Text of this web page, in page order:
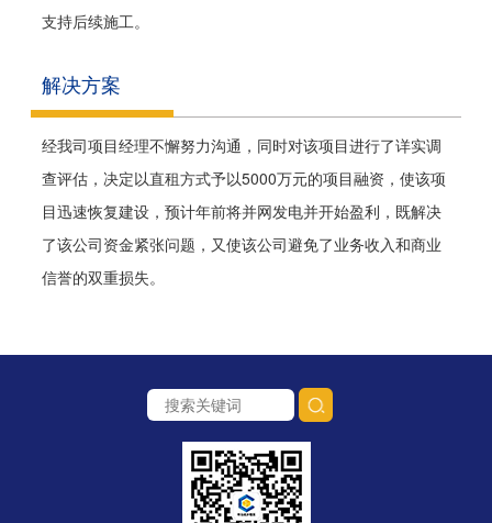
支持后续施工。
解决方案
经我司项目经理不懈努力沟通，同时对该项目进行了详实调
查评估，决定以直租方式予以5000万元的项目融资，使该项
目迅速恢复建设，预计年前将并网发电并开始盈利，既解决
了该公司资金紧张问题，又使该公司避免了业务收入和商业
信誉的双重损失。